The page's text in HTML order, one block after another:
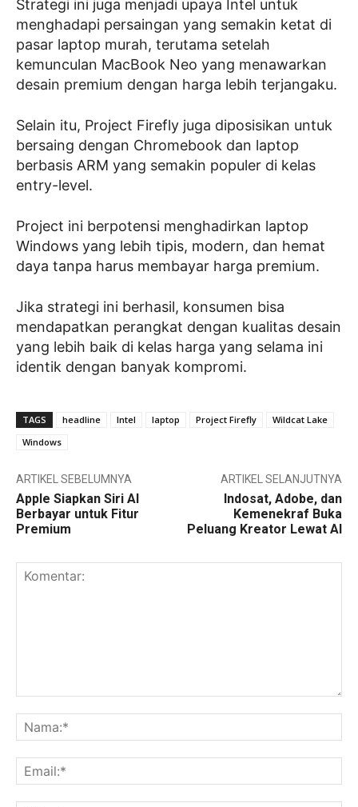
Strategi ini juga menjadi upaya Intel untuk
menghadapi persaingan yang semakin ketat di
pasar laptop murah, terutama setelah
kemunculan MacBook Neo yang menawarkan
desain premium dengan harga lebih terjangaku.
Selain itu, Project Firefly juga diposisikan untuk
bersaing dengan Chromebook dan laptop
berbasis ARM yang semakin populer di kelas
entry-level.
Project ini berpotensi menghadirkan laptop
Windows yang lebih tipis, modern, dan hemat
daya tanpa harus membayar harga premium.
Jika strategi ini berhasil, konsumen bisa
mendapatkan perangkat dengan kualitas desain
yang lebih baik di kelas harga yang selama ini
identik dengan banyak kompromi.
TAGS headline Intel laptop Project Firefly
Wildcat Lake
Windows
ARTIKEL SEBELUMNYA
Apple Siapkan Siri AI
Berbayar untuk Fitur
Premium
ARTIKEL SELANJUTNYA
Indosat, Adobe, dan
Kemenekraf Buka
Peluang Kreator Lewat AI